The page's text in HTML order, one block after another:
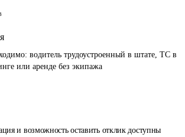
и возможность оставить отклик доступны
водитель трудоустроенный в штате, ТС в
или аренде без экипажа